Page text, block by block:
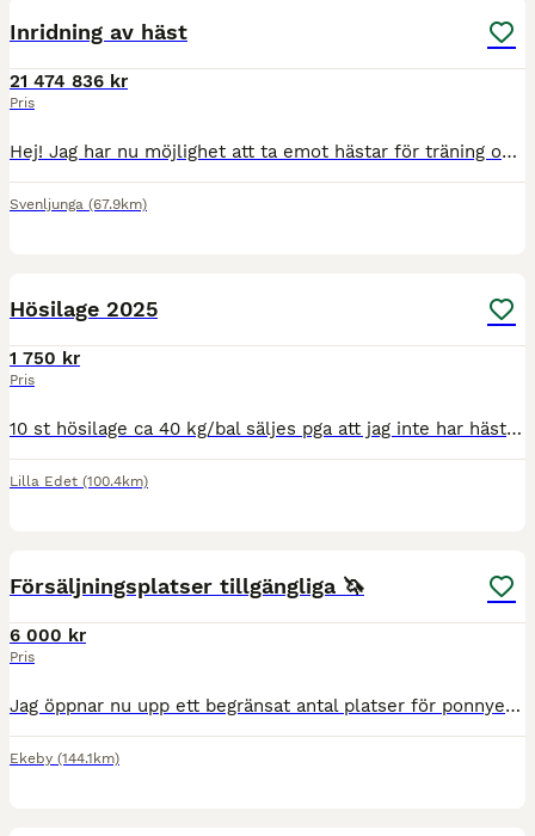
Inridning av häst
21 474 836 kr
Pris
Hej! Jag har nu möjlighet att ta emot hästar för träning och försäljning, jag har lång erfarenhet av just islandshästar då jag började tävla redan som 10 åring. Jag har två tidigare sm guld och flerta
Svenljunga (67.9km)
Hösilage 2025
1 750 kr
Pris
10 st hösilage ca 40 kg/bal säljes pga att jag inte har hästarna kvar. 2025 års skörd med låg sockerhalt. Kostade 195 kr/st, nu 175 kr/st eller bud
Lilla Edet (100.4km)
Försäljningsplatser tillgängliga 🦄
6 000 kr
Pris
Jag öppnar nu upp ett begränsat antal platser för ponnyer och storhästar till försäljning. Jag erbjuder ett komplett försäljningsupplägg för dig som vill lämna över hela processen - från förberedelse
Ekeby (144.1km)